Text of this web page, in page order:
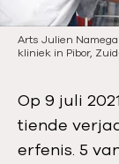
t
u
:
Arts Julien
kliniek in Pibor,
Op 9 juli
tiende
erfenis. 5